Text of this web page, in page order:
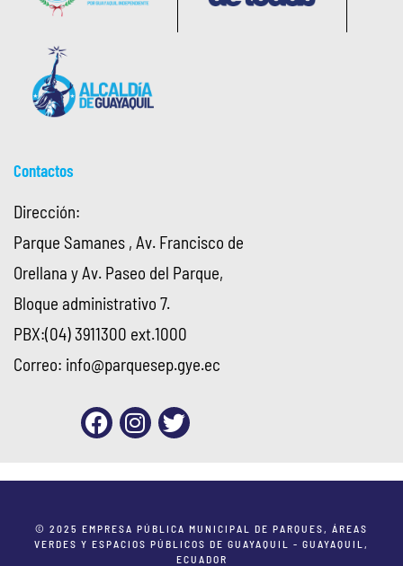
Contactos
Dirección:
Parque Samanes , Av. Francisco de
Orellana y Av. Paseo del Parque,
Bloque administrativo 7.
PBX:(04) 3911300 ext.1000
Correo: info@parquesep.gye.ec
© 2025 EMPRESA PÚBLICA MUNICIPAL DE PARQUES, ÁREAS
VERDES Y ESPACIOS PÚBLICOS DE GUAYAQUIL - GUAYAQUIL,
ECUADOR